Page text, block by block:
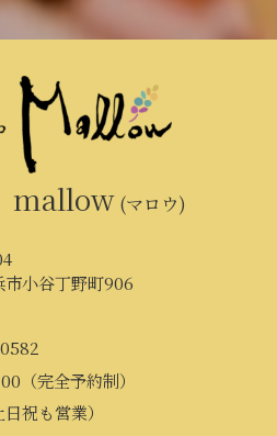
mallow(マロウ)
市小谷丁野町906
（完全予約制）
祝も営業）